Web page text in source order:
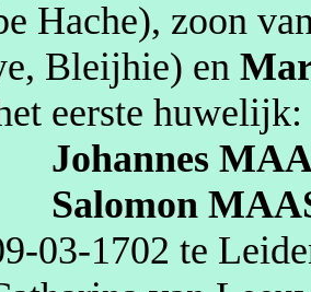
Hache), zoon
, Bleijhie) en
eerste huwelijk:
Johannes
Salomon
te